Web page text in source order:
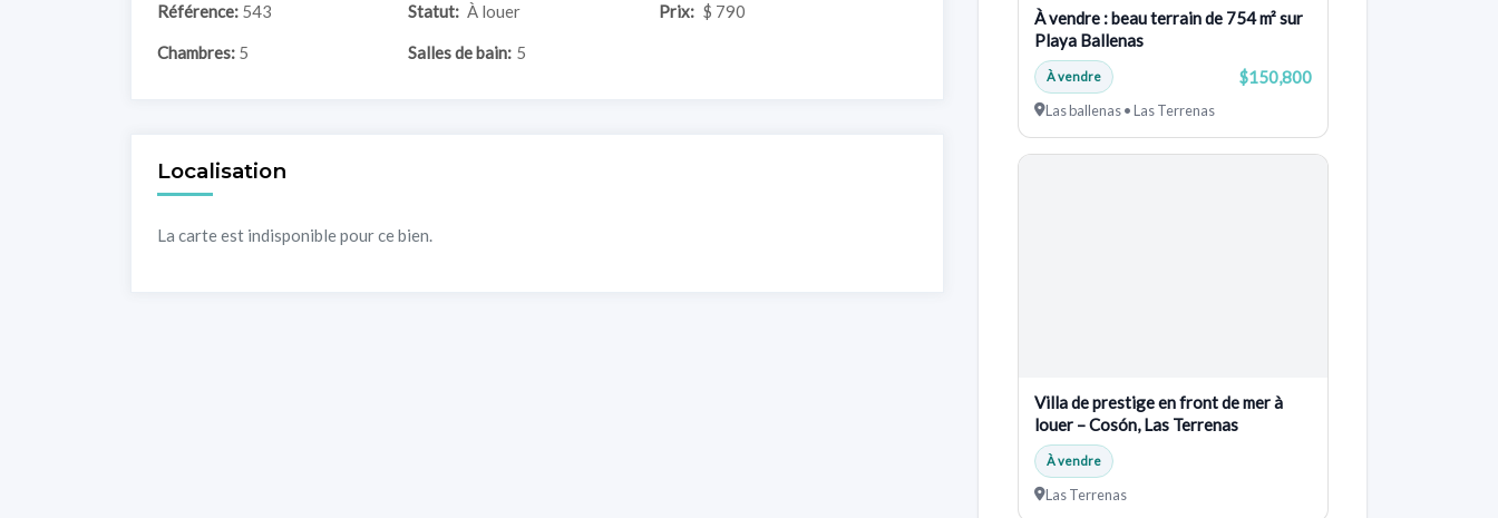
Référence: 543 Statut: À louer Prix: $ 790
Chambres: 5 Salles de bain: 5
Localisation
La carte est indisponible pour ce bien.
À vendre : beau terrain de 754 m² sur
Playa Ballenas
À vendre $150,800
Las ballenas • Las Terrenas
Villa de prestige en front de mer à
louer – Cosón, Las Terrenas
À vendre
Las Terrenas